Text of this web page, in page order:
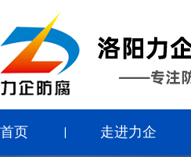
首页 走进力企